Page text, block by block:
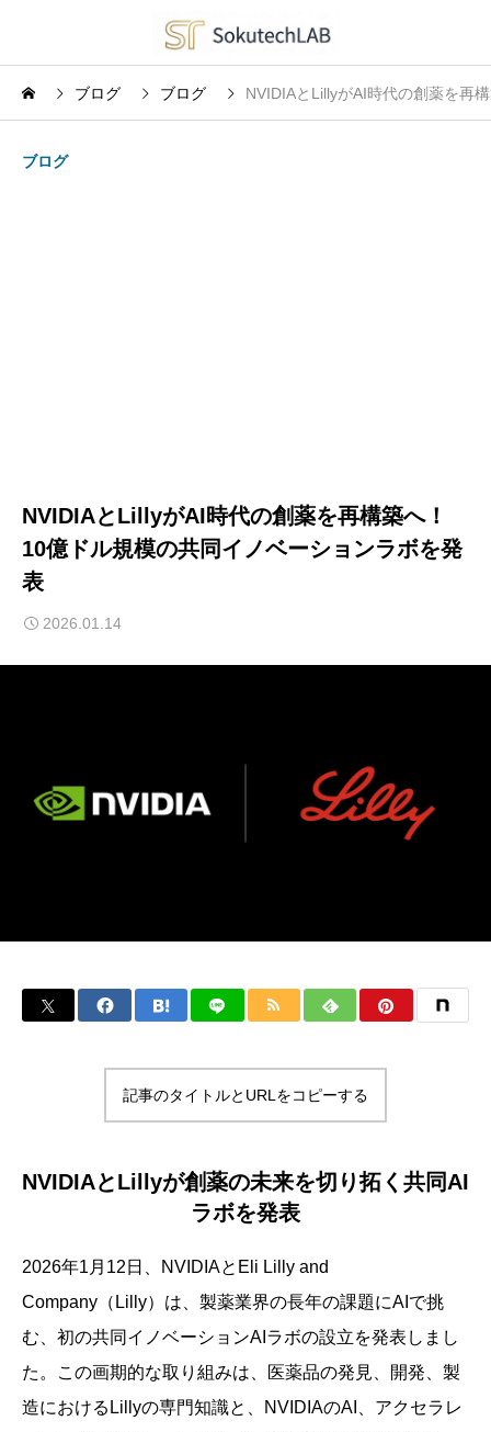
ブログ ブログ NVIDIAとLillyがAI時代の創薬を再
ブログ
NVIDIAとLillyがAI時代の創薬を再構築へ！
10億ドル規模の共同イノベーションラボを発
表
2026.01.14
記事のタイトルとURLをコピーする
NVIDIAとLillyが創薬の未来を切り拓く共同AI
ラボを発表
2026年1月12日、NVIDIAとEli Lilly and
Company（Lilly）は、製薬業界の長年の課題にAIで挑
む、初の共同イノベーションAIラボの設立を発表しまし
た。この画期的な取り組みは、医薬品の発見、開発、製
造におけるLillyの専門知識と、NVIDIAのAI、アクセラレ